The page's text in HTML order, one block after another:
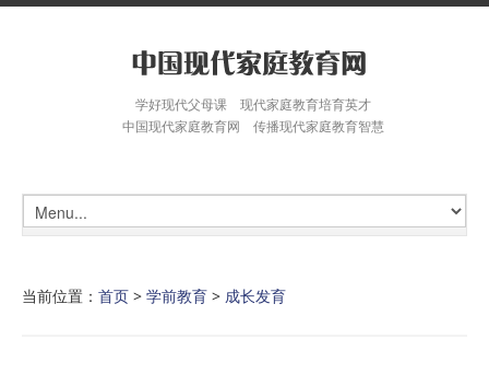
学好现代父母课 现代家庭教育培育英才
中国现代家庭教育网 传播现代家庭教育智慧
当前位置： 首页 > 学前教育 > 成长发育